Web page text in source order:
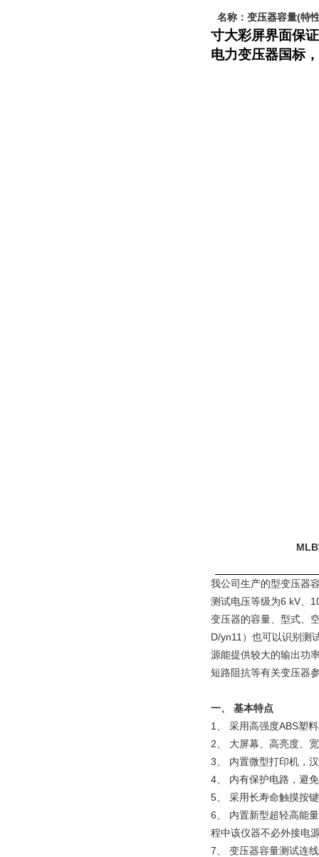
名称：变压器容量(特
寸大彩屏界面保
电力变压器国标
MLBT-II变压
我公司生产的型变压器
测试电压等级为6 kV、
变压器的容量、型式、
D/yn11）也可以识别测
源能提供较大的输出功
短路阻抗等有关变压器
一、 基本特点
1、 采用高强度ABS塑
2、 大屏幕、高亮度、
3、 内置微型打印机，
4、 内有保护电路，避
5、 采用长寿命触摸按
6、 内置新型超轻高能
程中该仪器不必外接电
7、 变压器容量测试连